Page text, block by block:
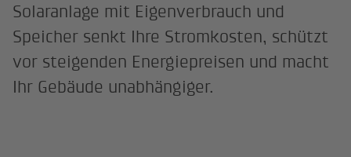
Solaranlage mit Eigenverbrauch und
Speicher senkt Ihre Stromkosten, schützt
vor steigenden Energiepreisen und macht
Ihr Gebäude unabhängiger.